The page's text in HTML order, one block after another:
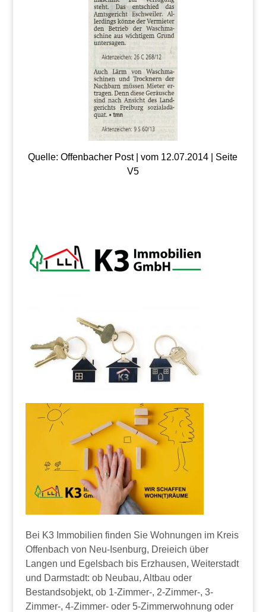
Quelle: Offenbacher Post | vom 12.07.2014 | Seite
V5
Bei K3 Immobilien finden Sie Wohnungen im Kreis
Offenbach von Neu-Isenburg, Dreieich über
Langen und Egelsbach bis Erzhausen, Weiterstadt
und Darmstadt: ob Neubau, Altbau oder
Bestandsobjekt, ob 1-Zimmer-, 2-Zimmer-, 3-
Zimmer-, 4-Zimmer- oder 5-Zimmerwohnung oder